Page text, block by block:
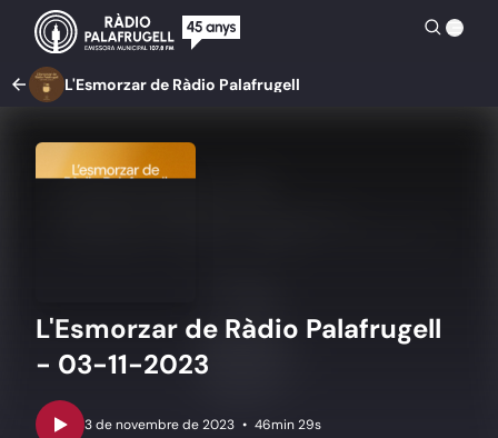
L'Esmorzar de Ràdio Palafrugell
L'Esmorzar de Ràdio Palafrugell
- 03-11-2023
• 46min 29s